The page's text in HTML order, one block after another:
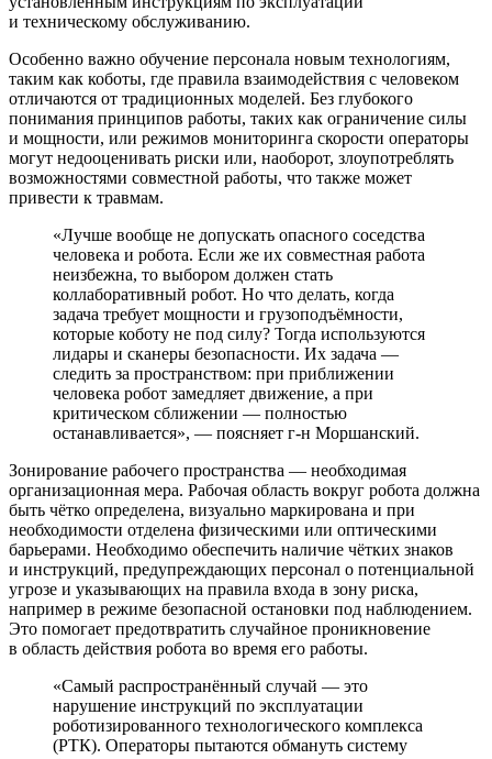
и техническому обслуживанию.
Особенно важно обучение персонала новым технологиям,
таким как коботы, где правила взаимодействия с человеком
отличаются от традиционных моделей. Без глубокого
понимания принципов работы, таких как ограничение силы
и мощности, или режимов мониторинга скорости операторы
могут недооценивать риски или, наоборот, злоупотреблять
возможностями совместной работы, что также может
привести к травмам.
«Лучше вообще не допускать опасного соседства
человека и робота. Если же их совместная работа
неизбежна, то выбором должен стать
коллаборативный робот. Но что делать, когда
задача требует мощности и грузоподъёмности,
которые коботу не под силу? Тогда используются
лидары и сканеры безопасности. Их задача —
следить за пространством: при приближении
человека робот замедляет движение, а при
критическом сближении — полностью
останавливается», — поясняет г-н Моршанский.
Зонирование рабочего пространства — необходимая
организационная мера. Рабочая область вокруг робота должна
быть чётко определена, визуально маркирована и при
необходимости отделена физическими или оптическими
барьерами. Необходимо обеспечить наличие чётких знаков
и инструкций, предупреждающих персонал о потенциальной
угрозе и указывающих на правила входа в зону риска,
например в режиме безопасной остановки под наблюдением.
Это помогает предотвратить случайное проникновение
в область действия робота во время его работы.
«Самый распространённый случай — это
нарушение инструкций по эксплуатации
роботизированного технологического комплекса
(РТК). Операторы пытаются обмануть систему